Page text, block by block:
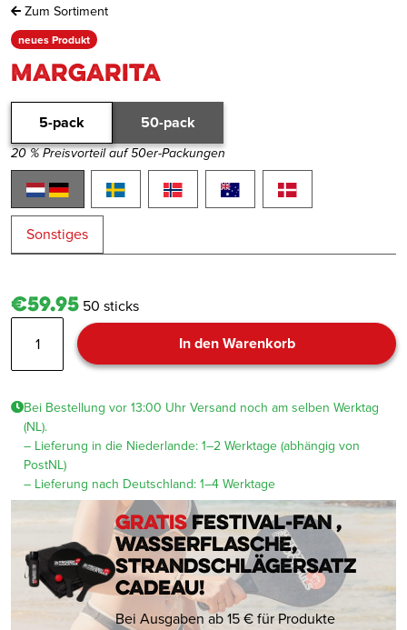
Zum Sortiment
neues Produkt
Margarita
50-pack
5-pack
20 % Preisvorteil auf 50er-Packungen
Sonstiges
€59.95 50 sticks
Menge
In den Warenkorb
Bei Bestellung vor 13:00 Uhr Versand noch am selben Werktag
(NL).
– Lieferung in die Niederlande: 1–2 Werktage (abhängig von
PostNL)
– Lieferung nach Deutschland: 1–4 Werktage
GratisFestival-Fan ,
Wasserflasche,
Strandschlägersatz
cadeau!
Bei Ausgaben ab 15 € für Produkte